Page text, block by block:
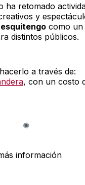
ha retomado
y
como un
distintos públicos.
a través de:
, con un costo
información